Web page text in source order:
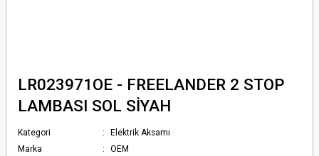
LR023971OE - FREELANDER 2 STOP
LAMBASI SOL SİYAH
Kategori
Elektrik Aksamı
Marka
OEM